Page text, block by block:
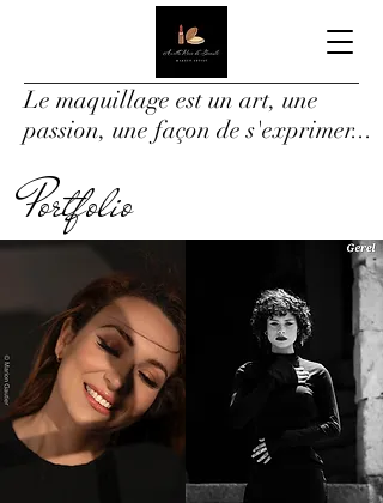
Le maquillage est un art, une
passion, une façon de s'exprimer...
Portfolio